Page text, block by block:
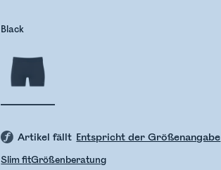
Black
Artikel fällt Entspricht der Größenangabe
Slim fitGrößenberatung